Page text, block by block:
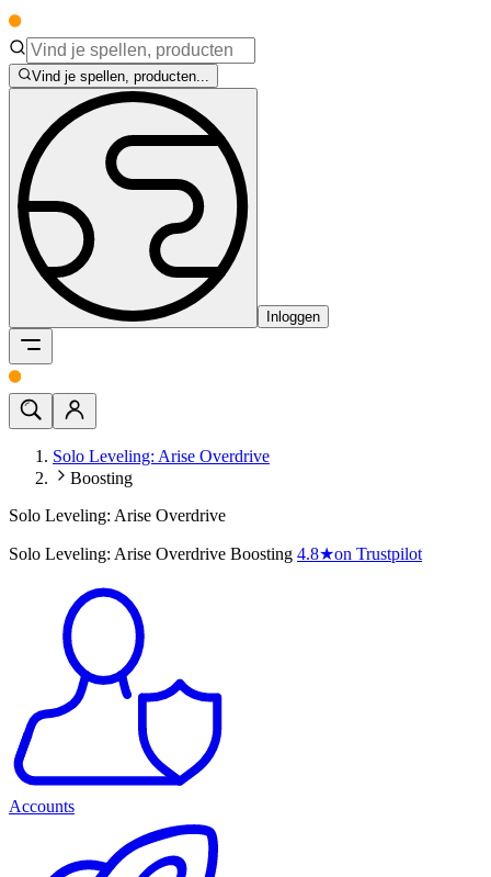
Vind je spellen, producten...
Inloggen
Solo Leveling: Arise Overdrive
Boosting
Solo Leveling: Arise Overdrive
Solo Leveling: Arise Overdrive Boosting 4.8★on Trustpilot
Accounts